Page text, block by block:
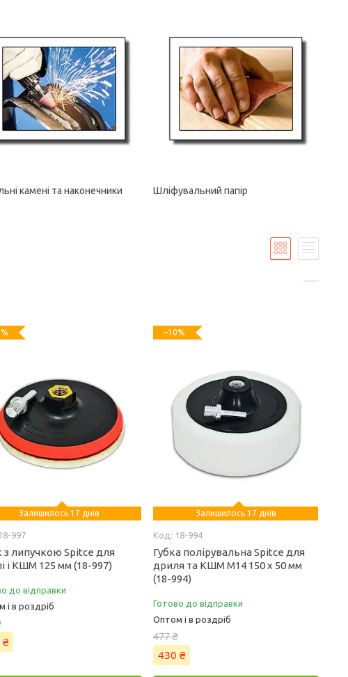
камені та наконечники Шліфувальний папір
Залишилось 17 днів
997
з липучкою Spitce для
і КШМ 125 мм (18-997)
до відправки
і в роздріб
₴
–10%
Залишилось 17 днів
18-994
Губка полірувальна Spitce для
дриля та КШМ М14 150 х 50 мм
(18-994)
Готово до відправки
Оптом і в роздріб
477 ₴
430 ₴